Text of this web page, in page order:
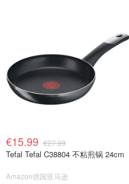
€15.99 €27.99
Tefal Tefal C38804 不粘煎锅 24cm
Amazon德国亚马逊